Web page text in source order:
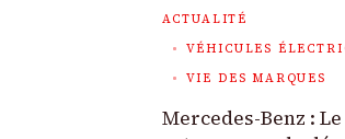
ACTUALITÉ
VÉHICULES
VIE DES MARQUES
Mercedes-Benz :